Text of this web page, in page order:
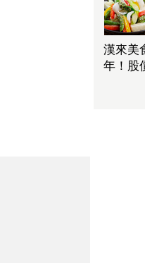
漢來美
年！股
「最